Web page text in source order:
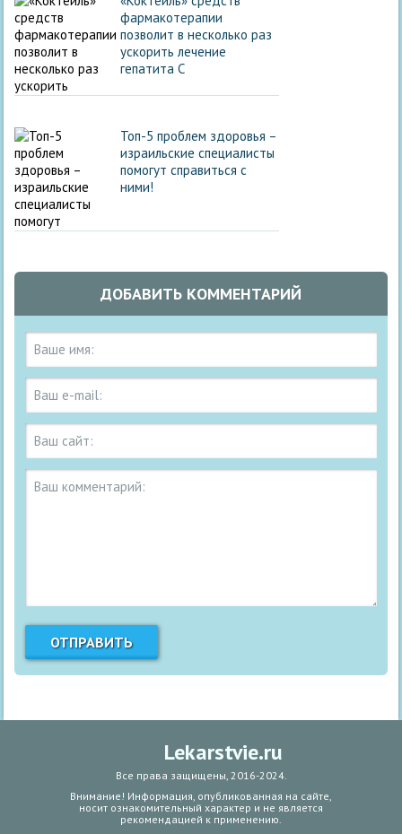
фармакотерапии
позволит в несколько раз
ускорить лечение
гепатита С
Топ-5 проблем здоровья –
израильские специалисты
помогут справиться с
ними!
ДОБАВИТЬ КОММЕНТАРИЙ
Lekarstvie.ru
Все права защищены, 2016-2024.
Внимание! Информация, опубликованная на сайте,
носит ознакомительный характер и не является
рекомендацией к применению.